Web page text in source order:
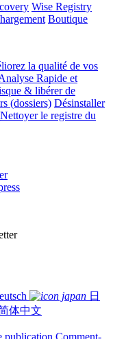
Wise Registry
Boutique
la qualité de vos
Rapide et
& libérer de
(dossiers) Désinstaller
Nettoyer le registre du
日
体中文